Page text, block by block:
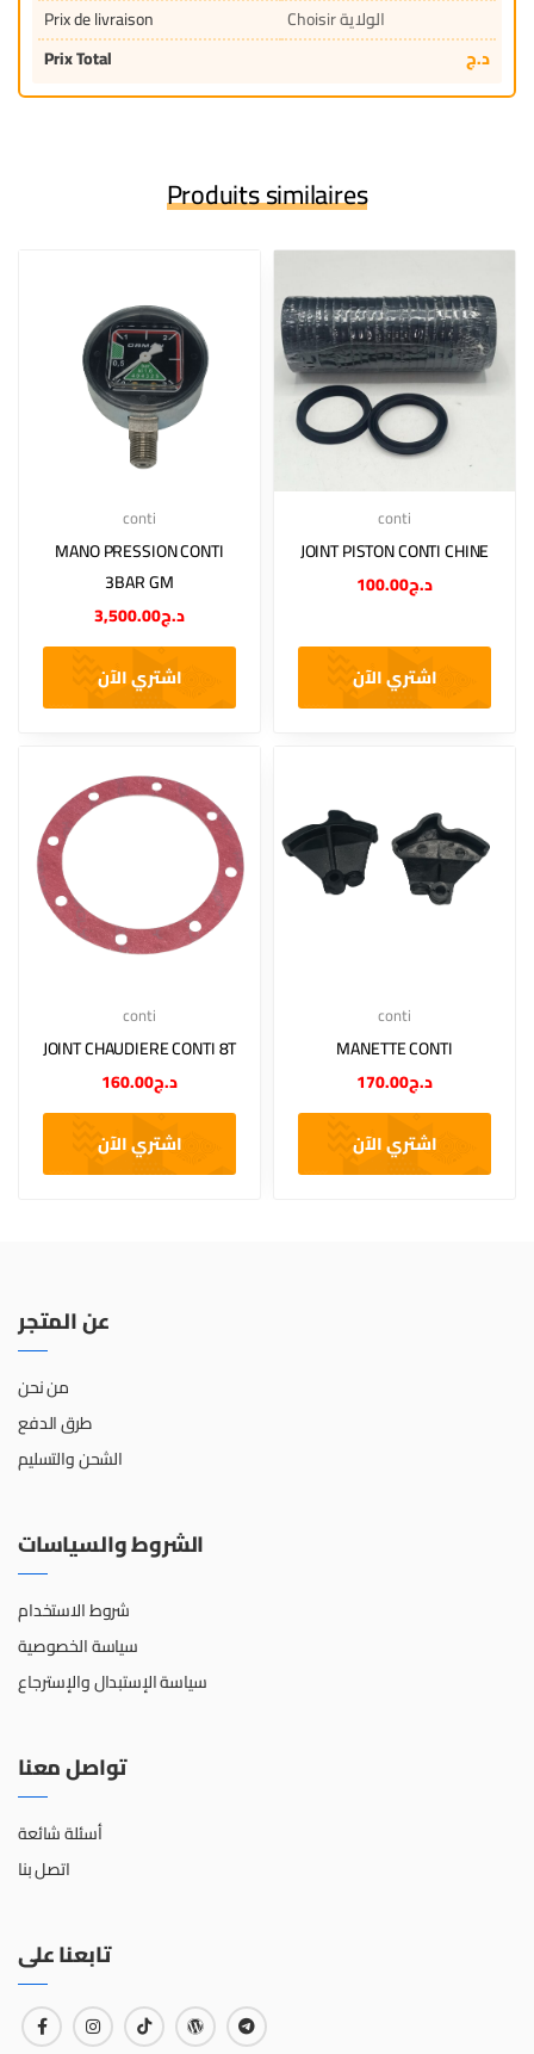
Prix de livraison
Choisir الولاية
Prix Total
د.ج
Produits similaires
conti
MANO PRESSION CONTI
3BAR GM
د.ج3,500.00
اشتري الآن
conti
JOINT PISTON CONTI CHINE
د.ج100.00
اشتري الآن
conti
JOINT CHAUDIERE CONTI 8T
د.ج160.00
اشتري الآن
conti
MANETTE CONTI
د.ج170.00
اشتري الآن
عن المتجر
من نحن
طرق الدفع
الشحن والتسليم
الشروط والسياسات
شروط الاستخدام
سياسة الخصوصية
سياسة الإستبدال والإسترجاع
تواصل معنا
أسئلة شائعة
اتصل بنا
تابعنا على